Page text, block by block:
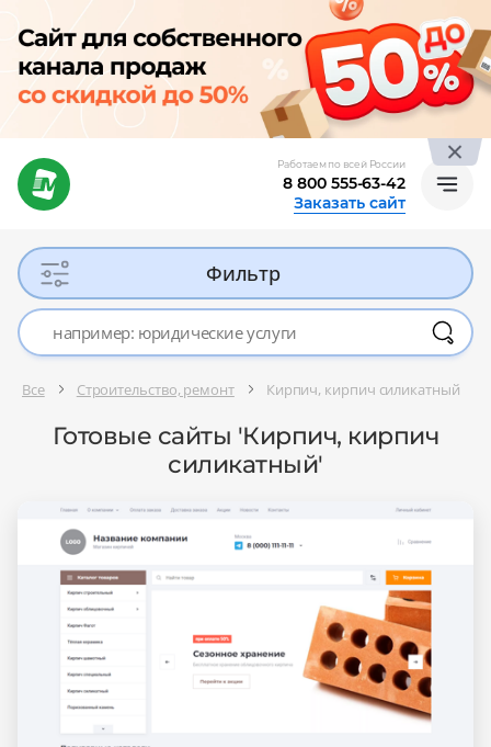
Работаем по всей России
8 800 555-63-42
Заказать сайт
Фильтр
Все Строительство, ремонт Кирпич, кирпич силикатный
Готовые сайты 'Кирпич, кирпич
силикатный'